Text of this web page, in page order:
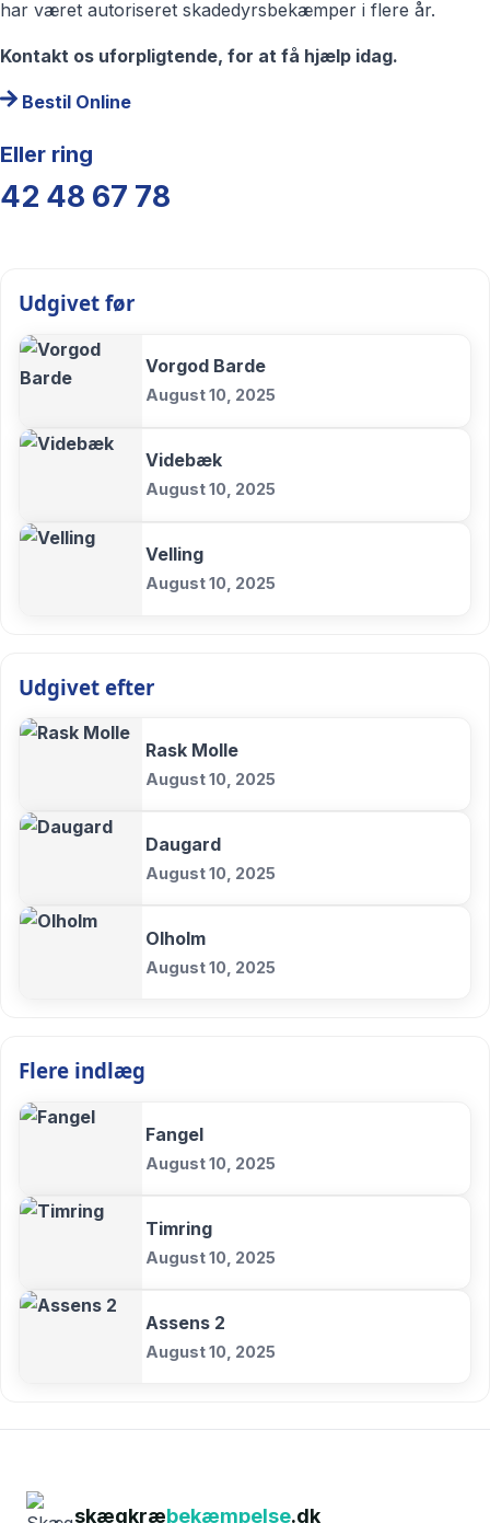
har været autoriseret skadedyrsbekæmper i flere år.
Kontakt os uforpligtende, for at få hjælp idag.
Bestil Online
Eller ring
42 48 67 78
Udgivet før
Vorgod Barde
August 10, 2025
Videbæk
August 10, 2025
Velling
August 10, 2025
Udgivet efter
Rask Molle
August 10, 2025
Daugard
August 10, 2025
Olholm
August 10, 2025
Flere indlæg
Fangel
August 10, 2025
Timring
August 10, 2025
Assens 2
August 10, 2025
skægkræbekæmpelse.dk